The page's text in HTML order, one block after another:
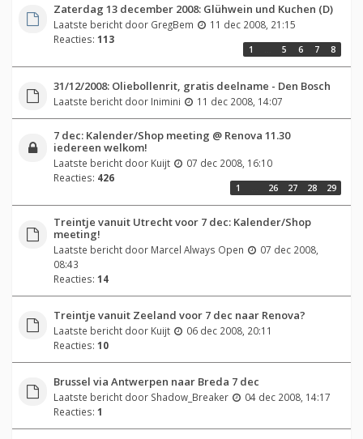
Zaterdag 13 december 2008: Glühwein und Kuchen (D)
Laatste bericht door GregBem
11 dec 2008, 21:15
Reacties: 113
1 5 6 7 8
31/12/2008: Oliebollenrit, gratis deelname - Den Bosch
Laatste bericht door Inimini 11 dec 2008, 14:07
7 dec: Kalender/Shop meeting @ Renova 11.30
iedereen welkom!
Laatste bericht door Kuijt
07 dec 2008, 16:10
Reacties: 426
1 26 27 28 29
Treintje vanuit Utrecht voor 7 dec: Kalender/Shop
meeting!
Laatste bericht door Marcel Always Open
07 dec 2008,
08:43
Reacties: 14
Treintje vanuit Zeeland voor 7 dec naar Renova?
Laatste bericht door Kuijt
06 dec 2008, 20:11
Reacties: 10
Brussel via Antwerpen naar Breda 7 dec
Laatste bericht door Shadow_Breaker
04 dec 2008, 14:17
Reacties: 1